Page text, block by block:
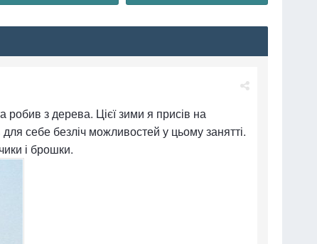
з дерева. Цієї зими я присів на
себе безліч можливостей у цьому занятті.
і брошки.